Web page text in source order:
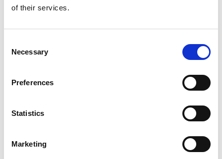
of their services.
Selection
Necessary
Preferences
Statistics
Marketing
Il commercio retail continua con una crescita